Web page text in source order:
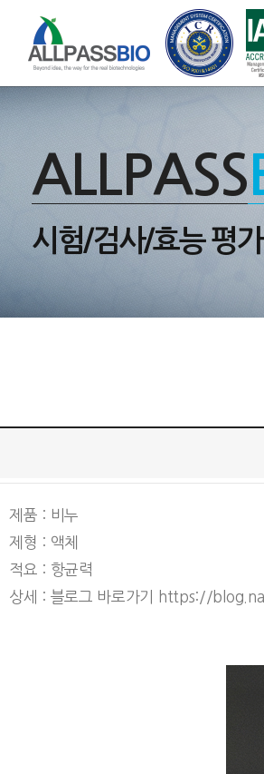
ALLPASS
시험/검사/효능 평가
제품 : 비누
제형 : 액체
적요 : 항균력
상세 : 블로그 바로가기
https://